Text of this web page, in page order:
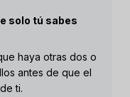
solo tú sabes
haya otras dos o
antes de que el
ti.